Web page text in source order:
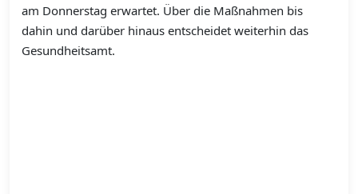
am Donnerstag erwartet. Über die Maßnahmen bis
dahin und darüber hinaus entscheidet weiterhin das
Gesundheitsamt.